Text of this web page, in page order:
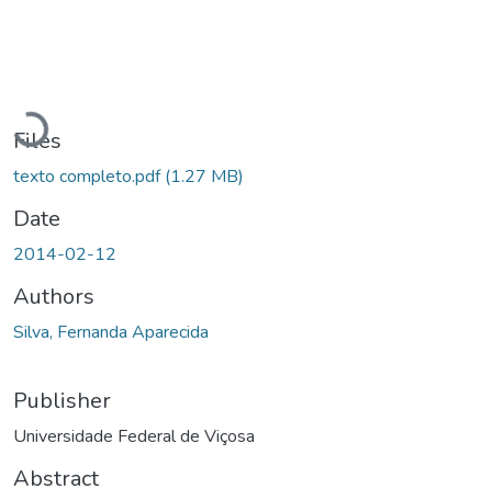
Loading...
Files
texto completo.pdf(1.27 MB)
Date
2014-02-12
Authors
Silva, Fernanda Aparecida
Publisher
Universidade Federal de Viçosa
Abstract